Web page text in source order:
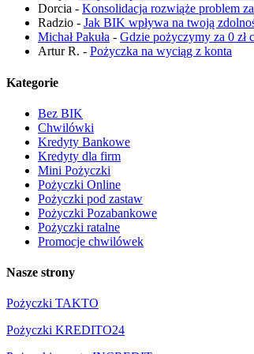
Dorcia - Konsolidacja rozwiąże problem
Radzio - Jak BIK wpływa na twoją
Michał Pakuła - Gdzie pożyczymy za 0
Artur R. - Pożyczka na wyciąg z konta
Kategorie
Bez BIK
Chwilówki
Kredyty Bankowe
Kredyty dla firm
Mini Pożyczki
Pożyczki Online
Pożyczki pod zastaw
Pożyczki Pozabankowe
Pożyczki ratalne
Promocje chwilówek
Nasze strony
Pożyczki TAKTO
Pożyczki KREDITO24